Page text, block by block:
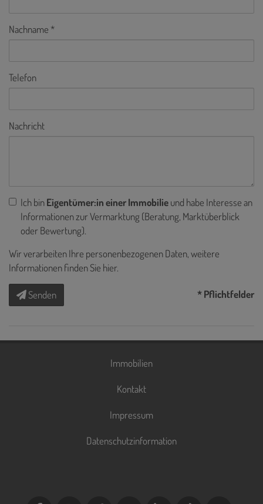
Nachname
Telefon
Nachricht
Ich binEigentümer:in einer Immobilieund habe Interesse an
Informationen zur Vermarktung (Beratung, Marktüberblick
oder Bewertung).
Wir verarbeiten Ihre personenbezogenen Daten, weitere
Informationen finden Sie hier.
Senden * Pflichtfelder
Immobilien
Kontakt
Impressum
Datenschutzinformation